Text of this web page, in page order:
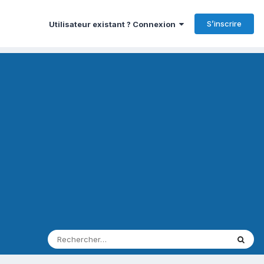
Utilisateur existant ? Connexion S’inscrire